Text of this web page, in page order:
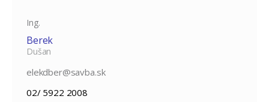
Ing.
Berek
Dušan
elekdber@savba.sk
02/ 5922 2008